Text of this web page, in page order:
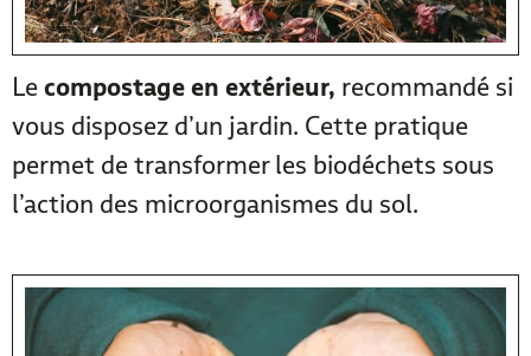
Lecompostage en extérieur, recommandé si
vous disposez d’un jardin. Cette pratique
permet de transformer les biodéchets sous
l’action des microorganismes du sol.